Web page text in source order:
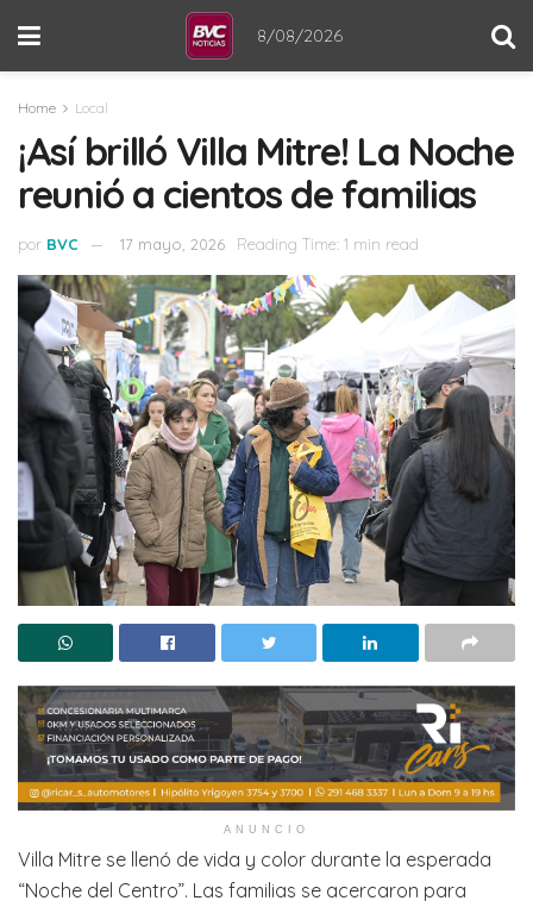
8/08/2026
Home Local
¡Así brilló Villa Mitre! La Noche
reunió a cientos de familias
por BVC 17 mayo, 2026 Reading Time: 1 min read
ANUNCIO
Villa Mitre se llenó de vida y color durante la esperada
“Noche del Centro”. Las familias se acercaron para